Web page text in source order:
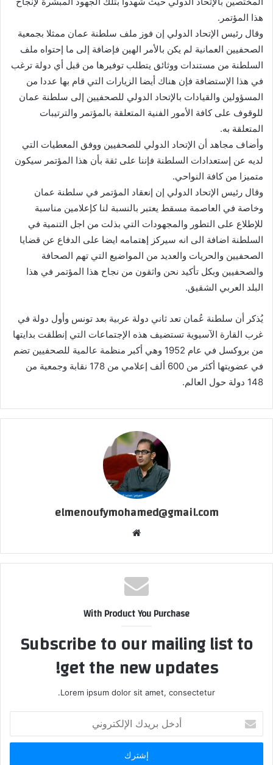
هذا المؤتمر.
وقال رئيس الإتحاد الدولي إن فوز ملف سلطنة عمان ممثلا بجمعية
الصحفيين العمانية لم يكن بالأمر الهين فإضافة إلى ما إحتواه ملف
السلطنة من مستندات ووثائق يتطلب توفيرها من قبل أي دولة ترغب
في هذا الإستضافة فإن هناك أيضا الزيارات التي قام بها عددا من
المسؤولين والقيادات بالإتحاد الدولي للصحفيين إلى سلطنة عمان
للوقوف على كافة الأمور الفنية المتعلقة بالمؤتمر والترتيبات
المتعلقة به.
وأضاف مجاهد أن الإتحاد الدولي للصحفيين ووفق المعطيات التي
لديه عن إستعدادات السلطنة فإننا على ثقة بأن هذا المؤتمر سيكون
متميزا من كافة النواحي.
وقال رئيس الإتحاد الدولي إن إنعقاد المؤتمر في سلطنة عمان
وخاصة في العاصمة مسقط يعتبر بالنسبة لنا كإعلامين مناسبة
للإطلاع على التطور والمجهودات التي بذلت من اجل التنمية في
السلطنة اضافة الى انه سيركز إهتمامه ايضا على الدفاع عن قضايا
الصحفيين والحريات والعديد من المواضيع التي تهم الصحافة
والصحفيين وبكل تأكيد نحن واثقون من نجاح هذا المؤتمر في هذا
البلد العربي الشقيق.
يُذكر أن سلطنة عُمان تعد ثاني دولة عربية بعد تونس وأول دولة في
غرب القارة الآسيوية تستضيف هذه الإجتماعات التي إنطلقت بدايتها
من بروكسل في عام 1952 وهي أكبر منظمة عالمية للصحفيين تضم
في عضويتها أكثر من 600 ألف إعلامي من 178 نقابة وجمعية من
148 دولة حول العالم.
elmenoufymohamed@gmail.com
With Product You Purchase
Subscribe to our mailing list to
get the new updates!
Lorem ipsum dolor sit amet, consectetur.
بريدك
الإلكتروني